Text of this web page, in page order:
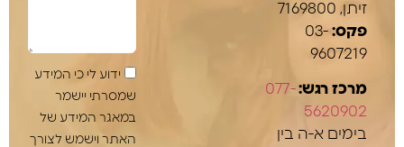
זיתן, 7169800
פקס: 03-
9607219
מרכז רגש:077-
5620902
בימים א-ה בין
ידוע לי כי המידע
שמסרתי יישמר
במאגר המידע של
האתר וישמש לצורך